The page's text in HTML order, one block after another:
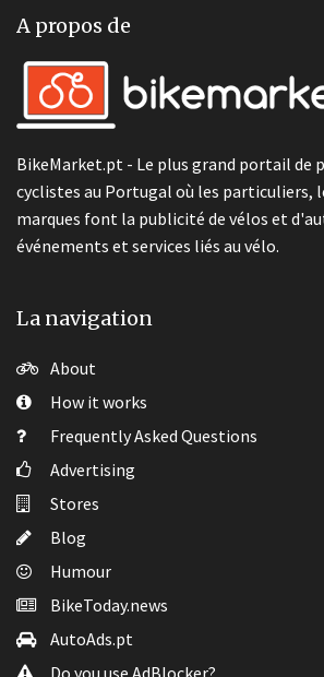
A propos de
BikeMarket.pt - Le plus grand portail de
cyclistes au Portugal où les particuliers,
marques font la publicité de vélos et
événements et services liés au vélo.
La navigation
About
How it works
Frequently Asked Questions
Advertising
Stores
Blog
Humour
BikeToday.news
AutoAds.pt
Do you use AdBlocker?